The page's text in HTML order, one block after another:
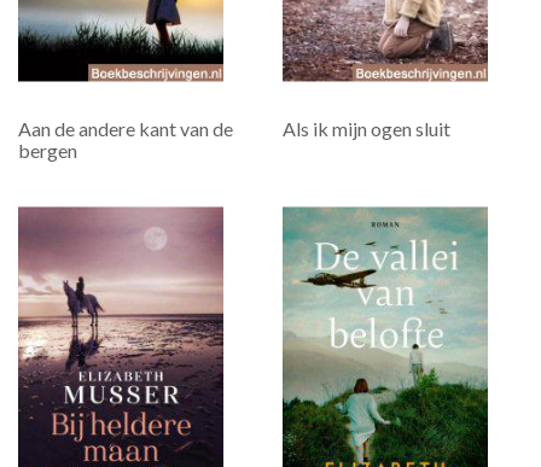
Aan de andere kant van de
bergen
Als ik mijn ogen sluit